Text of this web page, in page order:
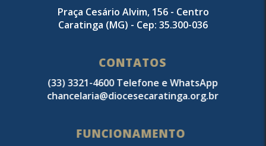
Praça Cesário Alvim, 156 - Centro
Caratinga (MG) - Cep: 35.300-036
CONTATOS
(33) 3321-4600 Telefone e WhatsApp
chancelaria@diocesecaratinga.org.br
FUNCIONAMENTO